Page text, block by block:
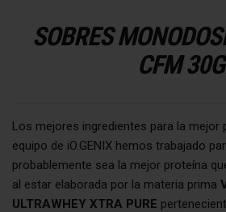
SOBRES
CFM 30G
Los mejores ingredientes para la mejor
equipo de iO.GENIX hemos trabajado
probablemente sea la mejor proteína
al estar elaborada por la materia prima
ULTRAWHEY XTRA PURE